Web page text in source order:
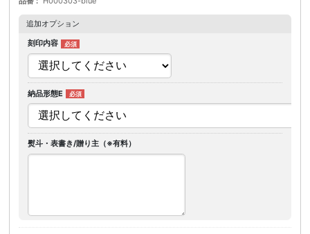
追加オプション
刻印内容
納品形態E
熨斗・表書き/贈り主（※有料）